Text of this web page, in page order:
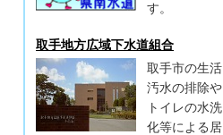
す。
取手地方広域下水道組合
取手市の生活
汚水の排除や
トイレの水洗
化等による居